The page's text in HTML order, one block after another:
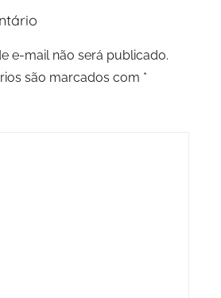
e-mail não será publicado.
são marcados com *